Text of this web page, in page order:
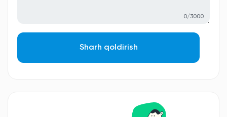
0/3000
Sharh qoldirish